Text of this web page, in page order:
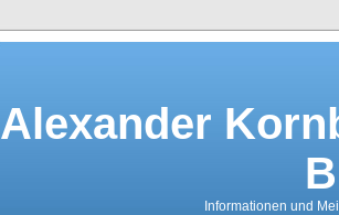
Alexander
Informationen und